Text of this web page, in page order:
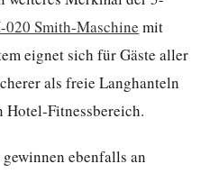
020 Smith-Maschine mit
eignet sich für Gäste aller
als freie Langhanteln
Fitnessbereich.
ebenfalls an